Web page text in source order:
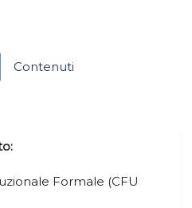
Contenuti
Formale (CFU